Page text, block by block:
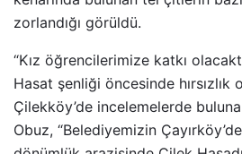
zorlandığı görüldü.
“Kız öğrencilerimize katkı
Hasat şenliği öncesinde hırsızlık
Çilekköy’de incelemelerde
Obuz, “Belediyemizin